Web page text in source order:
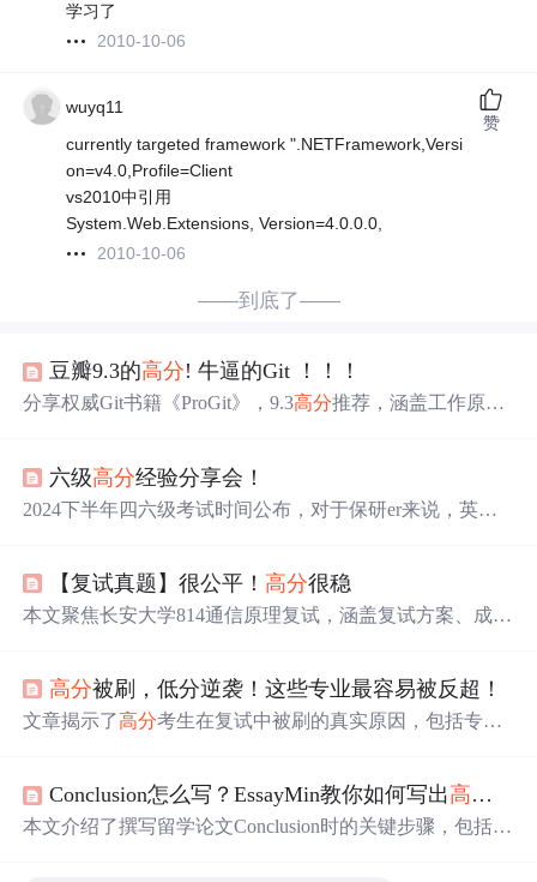
学习了
2010-10-06
wuyq11
currently targeted framework ".NETFramework,Versi
on=v4.0,Profile=Client
vs2010中引用
System.Web.Extensions, Version=4.0.0.0,
2010-10-06
赞
——到底了——
豆瓣9.3的高分! 牛逼的Git ！！！
分享权威Git书籍《ProGit》，9.3高分推荐，涵盖工作原
六级高分经验分享会！
2024下半年四六级考试时间公布，对于保研er来说，英语
响保研资格、面试考核难度和上岸后英语课免修。最后提
到六级急救训练营助提分。
【复试真题】很公平！ 高分很稳
本文聚焦长安大学814通信原理复试，涵盖复试方案、成绩
子信息等）初试分数分布与淘汰规律。强调初试占比高（5
00/720），高分录取稳定性强，并提供回忆版复试真题资
高分被刷，低分逆袭！这些专业最容易被反超！
文章揭示了高分考生在复试中被刷的真实原因，包括专业
Conclusion怎么写？EssayMin教你如何写出高分
本文介绍了撰写留学论文Conclusion时的关键步骤，包括回